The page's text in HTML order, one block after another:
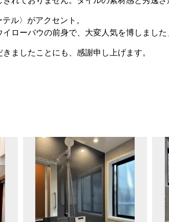
ル〉がアクセント。
ローバウの前身で、大変人気を博しました
ましたことにも、感謝申し上げます。